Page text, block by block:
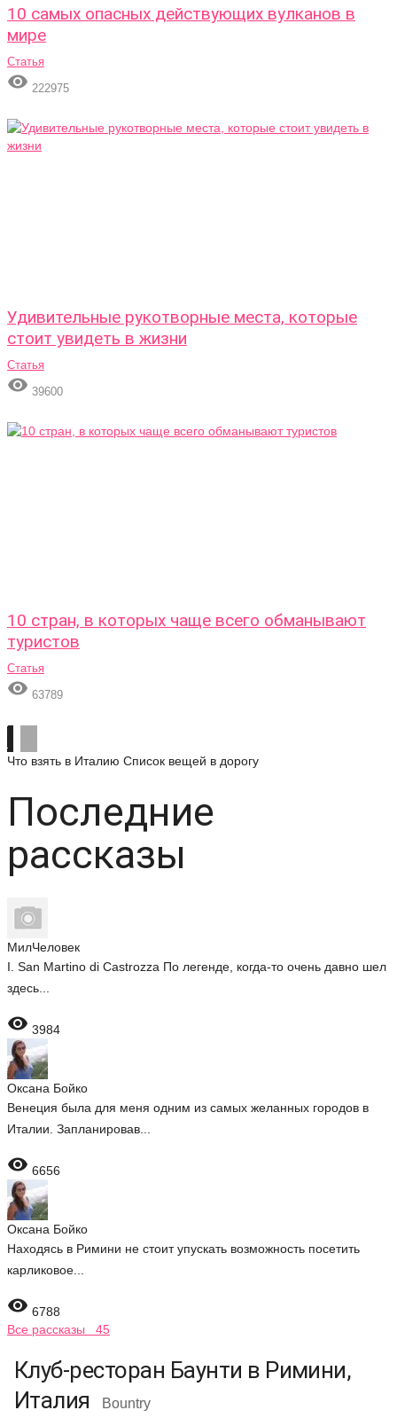
10 самых опасных действующих вулканов в
мире
Статья
 222975
Удивительные рукотворные места, которые
стоит увидеть в жизни
Статья
 39600
10 стран, в которых чаще всего обманывают
туристов
Статья
 63789
Что взять в Италию Список вещей в дорогу
Последние
рассказы
МилЧеловек
I. San Martino di Castrozza По легенде, когда-то очень давно шел
здесь...
 3984
Оксана Бойко
Венеция была для меня одним из самых желанных городов в
Италии. Запланировав...
 6656
Оксана Бойко
Находясь в Римини не стоит упускать возможность посетить
карликовое...
 6788
Все рассказы 45
Клуб-ресторан Баунти в Римини,
Италия
Bountry